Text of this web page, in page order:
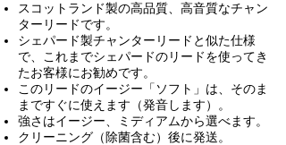
スコットランド製の​高品質、高音質なチャン
ターリードです。
シェパード製チャンターリードと似た仕様
で、これまでシェパードのリードを使ってき
たお客様にお勧めです。
このリードのイージー「ソフト」は、そのま
まですぐに使えます（発音します）。
強さはイージー、ミディアムから選べます。
クリーニング（除菌含む）後に発送。